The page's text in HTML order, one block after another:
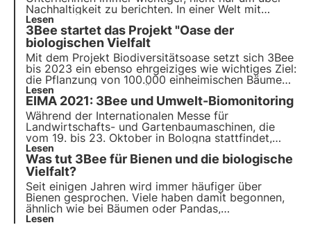
Nachhaltigkeit zu berichten. In einer Welt mit
begrenzten Ressourcen und starken Ungleichheiten
fordern immer mehr Akteure die Unternehmen auf,
sich aktiv zu engagieren.
Lesen
3Bee startet das Projekt "Oase der
biologischen Vielfalt
Mit dem Projekt Biodiversitätsoase setzt sich 3Bee
bis 2023 ein ebenso ehrgeiziges wie wichtiges Ziel:
die Pflanzung von 100.000 einheimischen Bäumen,
die den Nektar für ein Äquivalent von etwa 3.500
Bienenstöcken liefern und damit rund 10.000
Tonnen CO2 pro Jahr binden.
Lesen
EIMA 2021: 3Bee und Umwelt-Biomonitoring
Während der Internationalen Messe für
Landwirtschafts- und Gartenbaumaschinen, die
vom 19. bis 23. Oktober in Bologna stattfindet,
wird 3Bee seine innovativen Technologien und
Dienstleistungen vorstellen: darunter das3Bee
Environmental Biomonitoring, ein Schutzdienst für
Landwirte und Endverbraucher
Lesen
Was tut 3Bee für Bienen und die biologische
Vielfalt?
Seit einigen Jahren wird immer häufiger über
Bienen gesprochen. Viele haben damit begonnen,
ähnlich wie bei Bäumen oder Pandas,
Marketingaussagen zu machen. Was 3Bee macht,
Lesen